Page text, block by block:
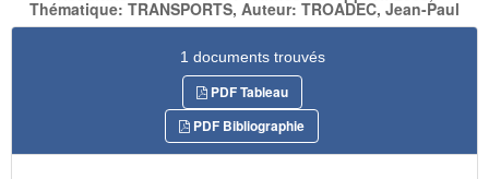
Thématique: TRANSPORTS, Auteur: TROADEC, Jean-Paul
1 documents trouvés
PDF Tableau
PDF Bibliographie